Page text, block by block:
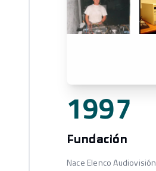
1997
Fundación
Nace Elenco